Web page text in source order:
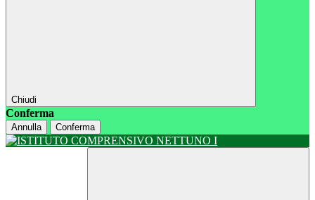
Chiudi
Conferma
Annulla Conferma